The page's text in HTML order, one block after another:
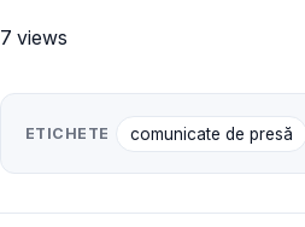
7 views
ETICHETE comunicate de presă